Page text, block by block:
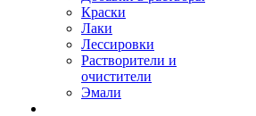
Краски
Лаки
Лессировки
Растворители и
очистители
Эмали